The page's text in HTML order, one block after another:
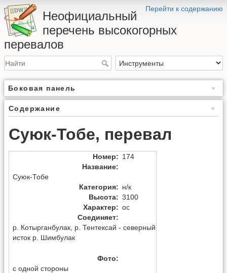
Перейти к содержанию
Неофициальный
перечень высокогорных
перевалов
Боковая панель
Содержание
Суюк-Тобе, перевал
Номер: 174
Название:
Суюк-Тобе
Категория: н/к
Высота: 3100
Характер: ос
Соединяет:
р. Котырганбулак, р. Тентексай - северный
исток р. Шимбулак
Фото:
с одной стороны